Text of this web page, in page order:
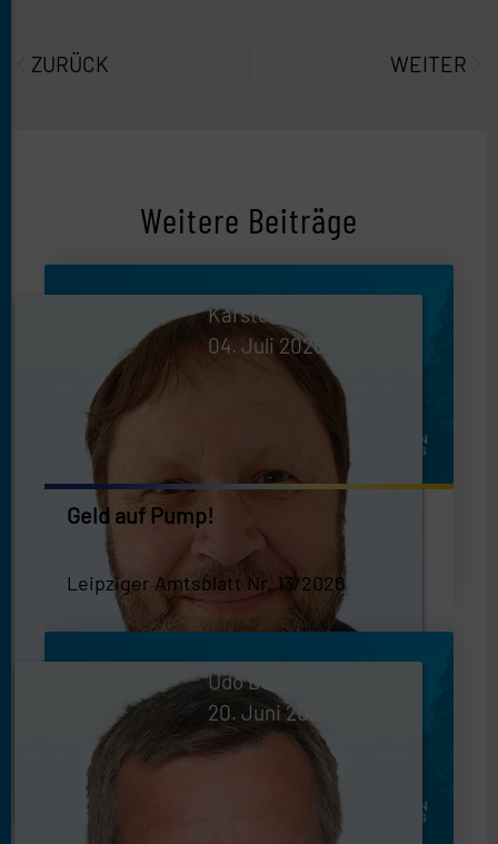
ZURÜCK WEITER
Weitere Beiträge
Karsten Fiedler
04. Juli 2026
Geld auf Pump!
Leipziger Amtsblatt Nr. 13/2026
Udo Bütow
20. Juni 2026